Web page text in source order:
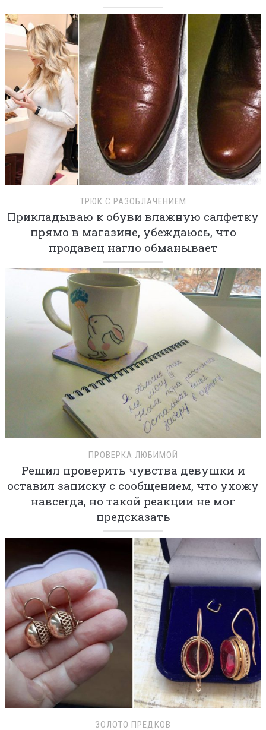
ТРЮК С РАЗОБЛАЧЕНИЕМ
Прикладываю к обуви влажную салфетку
прямо в магазине, убеждаюсь, что
продавец нагло обманывает
ПРОВЕРКА ЛЮБИМОЙ
Решил проверить чувства девушки и
оставил записку с сообщением, что ухожу
навсегда, но такой реакции не мог
предсказать
ЗОЛОТО ПРЕДКОВ